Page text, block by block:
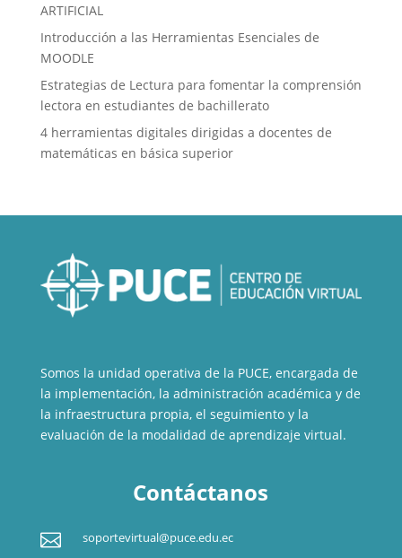
ARTIFICIAL
Introducción a las Herramientas Esenciales de
MOODLE
Estrategias de Lectura para fomentar la comprensión
lectora en estudiantes de bachillerato
4 herramientas digitales dirigidas a docentes de
matemáticas en básica superior
Somos la unidad operativa de la PUCE, encargada de
la implementación, la administración académica y de
la infraestructura propia, el seguimiento y la
evaluación de la modalidad de aprendizaje virtual.
Contáctanos
 soportevirtual@puce.edu.ec